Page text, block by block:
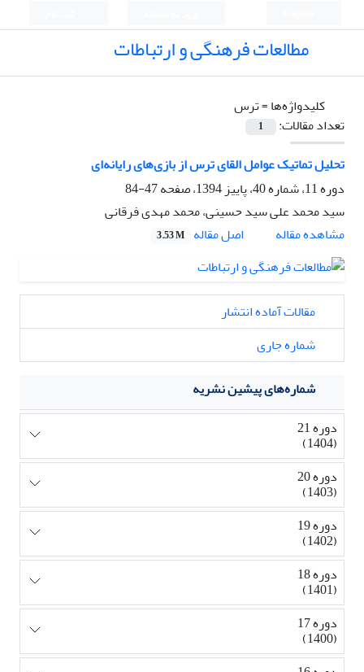
مطالعات فرهنگی و ارتباطات
کلیدواژه‌ها =ترس
تعداد مقالات:
1
تحلیل تماتیک عوامل القای ‌ترس از بازی‌های رایانه‌ای
دوره 11، شماره 40، پاییز 1394، صفحه
47-84
سید محمد علی سید حسینی، محمد مهدی فرقانی
مشاهده مقاله
اصل مقاله 3.53 M
مقالات آماده انتشار
شماره جاری
شماره‌های پیشین نشریه
دوره 21
(1404)
دوره 20
(1403)
دوره 19
(1402)
دوره 18
(1401)
دوره 17
(1400)